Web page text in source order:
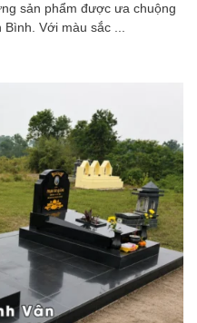
sản phẩm được ưa chuộng
Với màu sắc ...